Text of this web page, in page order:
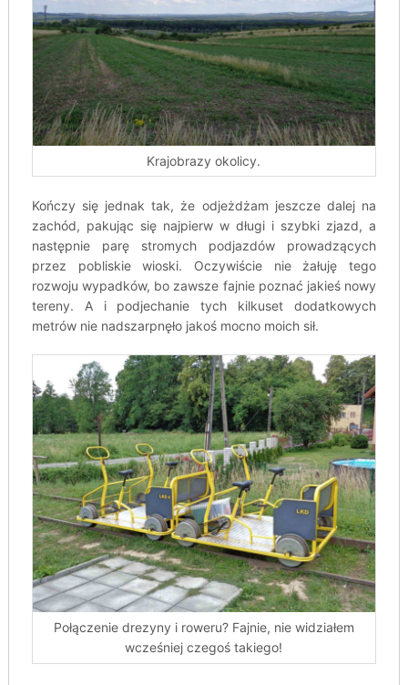
Krajobrazy okolicy.
Kończy się jednak tak, że odjeżdżam jeszcze dalej na
zachód, pakując się najpierw w długi i szybki zjazd, a
następnie parę stromych podjazdów prowadzących
przez pobliskie wioski. Oczywiście nie żałuję tego
rozwoju wypadków, bo zawsze fajnie poznać jakieś nowy
tereny. A i podjechanie tych kilkuset dodatkowych
metrów nie nadszarpnęło jakoś mocno moich sił.
Połączenie drezyny i roweru? Fajnie, nie widziałem
wcześniej czegoś takiego!